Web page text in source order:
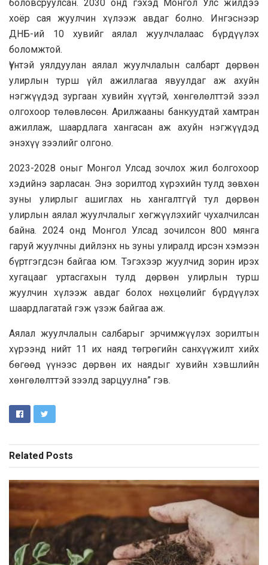
боловсруулсан. 2030 онд гэхэд Монгол Улс жилдээ
хоёр сая жуулчин хүлээж авдаг болно. Ингэснээр
ДНБ-ий 10 хувийг аялал жуулчлалаас бүрдүүлэх
боломжтой.
Үүнтэй уялдуулан аялал жуулчлалын салбарт дөрвөн
улирлын турш үйл ажиллагаа явуулдаг аж ахуйн
нэгжүүдэд зургаан хувийн хүүтэй, хөнгөлөлттэй зээл
олгохоор төлөвлөсөн. Арилжааны банкуудтай хамтран
ажиллаж, шаардлага хангасан аж ахуйн нэгжүүдэд
энэхүү зээлийг олгоно.
2023-2028 оныг Монгол Улсад зочлох жил болгохоор
хэдийнэ зарласан. Энэ зорилтод хүрэхийн тулд зөвхөн
зуны улирлыг ашиглах нь хангалтгүй тул дөрвөн
улирлын аялал жуулчлалыг хөгжүүлэхийг чухалчилсан
байна. 2024 онд Монгол Улсад зочилсон 800 мянга
гаруй жуулчны дийлэнх нь зуны улиралд ирсэн хэмээн
бүртгэгдсэн байгаа юм. Тэгэхээр жуулчид зорин ирэх
хугацааг уртасгахын тулд дөрвөн улирлын турш
жуулчин хүлээж авдаг болох нөхцөлийг бүрдүүлэх
шаардлагатай гэж үзэж байгаа аж.
Аялал жуулчлалын салбарыг эрчимжүүлэх зорилтын
хүрээнд нийт 11 их наяд төгрөгийн санхүүжилт хийх
бөгөөд үүнээс дөрвөн их наядыг хувийн хэвшлийн
хөнгөлөлттэй зээлд зарцуулна” гэв.
Related Posts